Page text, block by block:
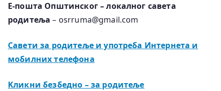
Е-пошта Општинског – локалног савета
родитеља – osrruma@gmail.com
Савети за родитеље и употреба Интернета и
мобилних телефона
Kликни безбедно – за родитеље